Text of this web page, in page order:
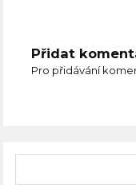
Přidat
Pro přidávání